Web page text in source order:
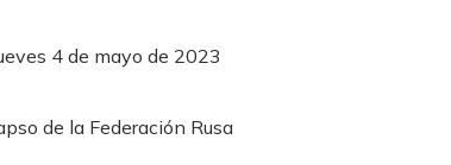
4 de mayo de 2023